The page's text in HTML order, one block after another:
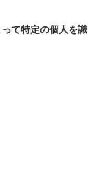
て特定の個人を識